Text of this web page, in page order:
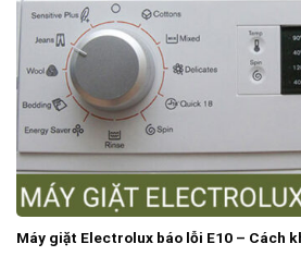
Máy giặt Electrolux báo lỗi E10 – Cách